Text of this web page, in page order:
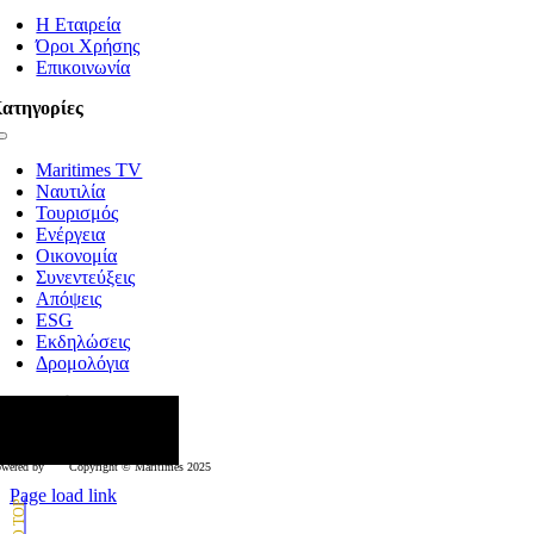
Η Εταιρεία
Όροι Χρήσης
Επικοινωνία
Maritimes TV
Ναυτιλία
Τουρισμός
Ενέργεια
Οικονομία
Συνεντεύξεις
Απόψεις
ESG
Εκδηλώσεις
Δρομολόγια
by Copyright © Μaritimes 2025
Page load link
Go